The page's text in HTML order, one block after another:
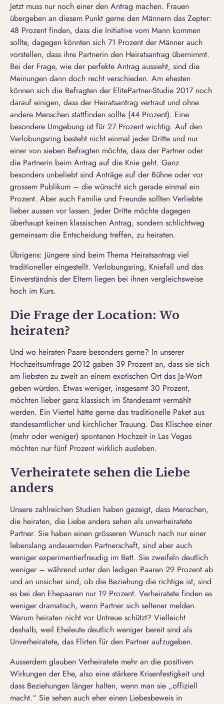
Jetzt muss nur noch einer den Antrag machen. Frauen
übergeben an diesem Punkt gerne den Männern das Zepter:
48 Prozent finden, dass die Initiative vom Mann kommen
sollte, dagegen könnten sich 71 Prozent der Männer auch
vorstellen, dass ihre Partnerin den Heiratsantrag übernimmt.
Bei der Frage, wie der perfekte Antrag aussieht, sind die
Meinungen dann doch recht verschieden. Am ehesten
können sich die Befragten der ElitePartner-Studie 2017 noch
darauf einigen, dass der Heiratsantrag vertraut und ohne
andere Menschen stattfinden sollte (44 Prozent). Eine
besondere Umgebung ist für 27 Prozent wichtig. Auf den
Verlobungsring besteht nicht einmal jeder Dritte und nur
einer von sieben Befragten möchte, dass der Partner oder
die Partnerin beim Antrag auf die Knie geht. Ganz
besonders unbeliebt sind Anträge auf der Bühne oder vor
grossem Publikum – die wünscht sich gerade einmal ein
Prozent. Aber auch Familie und Freunde sollten Verliebte
lieber aussen vor lassen. Jeder Dritte möchte dagegen
überhaupt keinen klassischen Antrag, sondern schlichtweg
gemeinsam die Entscheidung treffen, zu heiraten.
Übrigens: Jüngere sind beim Thema Heiratsantrag viel
traditioneller eingestellt. Verlobungsring, Kniefall und das
Einverständnis der Eltern liegen bei ihnen vergleichsweise
hoch im Kurs.
Die Frage der Location: Wo
heiraten?
Und wo heiraten Paare besonders gerne? In unserer
Hochzeitsumfrage 2012 gaben 39 Prozent an, dass sie sich
am liebsten zu zweit an einem exotischen Ort das Ja-Wort
geben würden. Etwas weniger, insgesamt 30 Prozent,
möchten lieber ganz klassisch im Standesamt vermählt
werden. Ein Viertel hätte gerne das traditionelle Paket aus
standesamtlicher und kirchlicher Trauung. Das Klischee einer
(mehr oder weniger) spontanen Hochzeit in Las Vegas
möchten nur fünf Prozent wirklich ausleben.
Verheiratete sehen die Liebe
anders
Unsere zahlreichen Studien haben gezeigt, dass Menschen,
die heiraten, die Liebe anders sehen als unverheiratete
Partner. Sie haben einen grösseren Wunsch nach nur einer
lebenslang andauernden Partnerschaft, sind aber auch
weniger experimentierfreudig im Bett. Sie zweifeln deutlich
weniger – während unter den ledigen Paaren 29 Prozent ab
und an unsicher sind, ob die Beziehung die richtige ist, sind
es bei den Ehepaaren nur 19 Prozent. Verheiratete finden es
weniger dramatisch, wenn Partner sich seltener melden.
Warum heiraten nicht vor Untreue schützt? Vielleicht
deshalb, weil Eheleute deutlich weniger bereit sind als
Unverheiratete, das Flirten für den Partner aufzugeben.
Ausserdem glauben Verheiratete mehr an die positiven
Wirkungen der Ehe, also eine stärkere Krisenfestigkeit und
dass Beziehungen länger halten, wenn man sie „offiziell
macht.“ Sie sehen auch eher einen Liebesbeweis in